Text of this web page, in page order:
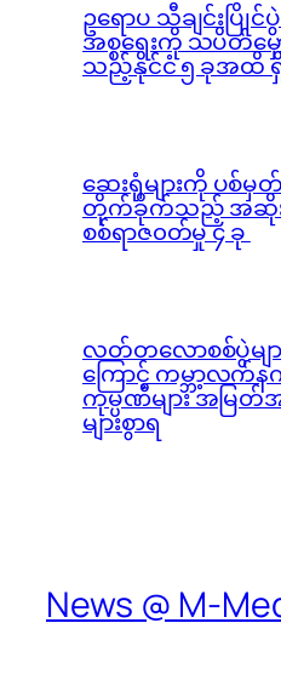
ဥရောပ သီချင်းပြို
အစ္စရေးကို သပိတ်မှ
သည့်နိုင်ငံ ၅ ခုအထိ
ဆေးရုံများကို ပစ်မှ
တိုက်ခိုက်သည့် အဆိုး
စစ်ရာဇ၀တ်မှု ၄ ခု
လတ်တလောစစ်ပွဲမျာ
ကြောင့် ကမ္ဘာ့လက်
ကုမ္ပဏီများ အမြတ်
များစွာရ
News @ M-